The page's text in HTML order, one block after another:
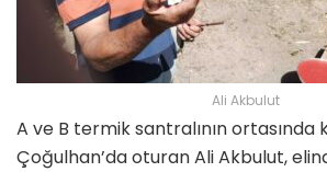
Ali Akbulut
A ve B termik santralının ortasında
Çoğulhan’da oturan Ali Akbulut,